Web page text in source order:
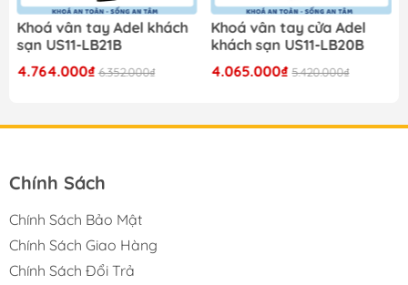
Khoá vân tay Adel khách
sạn US11-LB21B
4.764.000₫ 6.352.000₫
Khoá vân tay cửa Adel
khách sạn US11-LB20B
4.065.000₫ 5.420.000₫
Chính Sách
Chính Sách Bảo Mật
Chính Sách Giao Hàng
Chính Sách Đổi Trả